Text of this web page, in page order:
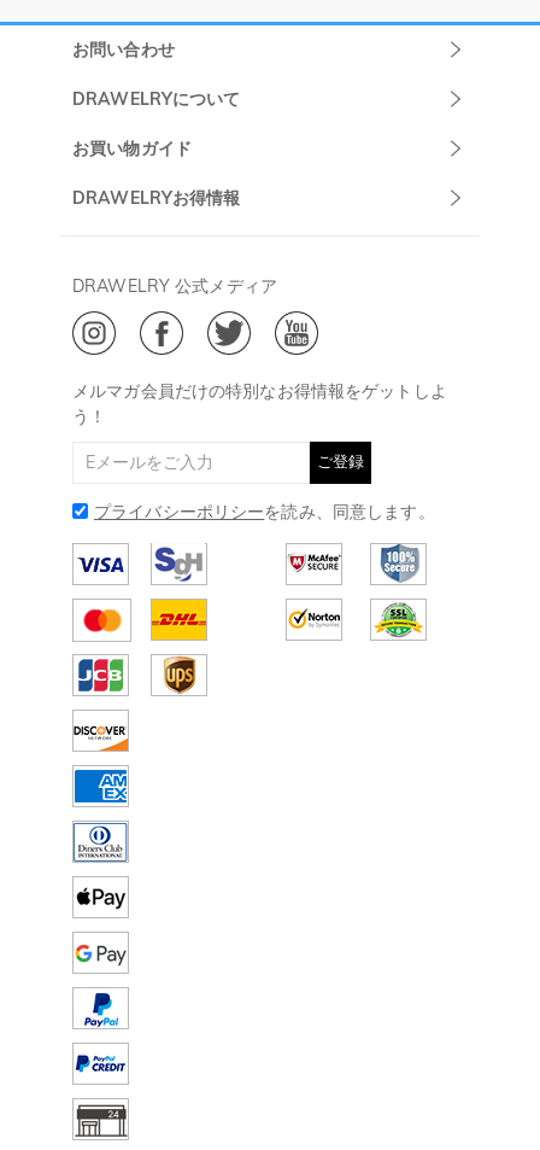
お問い合わせ
DRAWELRYについて
DRAWELRYについて
ご利用規約
ご特定商取引法に基づく表示
お買い物ガイド
発送について
ジュエリーお手入れ
Drawelry Blog
DRAWELRYお得情報
会員・ポイントについて
メルマガ会員だけの特別なお得情報をゲットしよ
う！
ご登録
プライバシーポリシーを読み、同意します。
DRAWELRY 公式メディア